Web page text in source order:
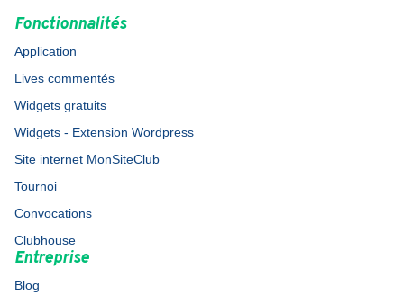
Fonctionnalités
Application
Lives commentés
Widgets gratuits
Widgets - Extension Wordpress
Site internet MonSiteClub
Tournoi
Convocations
Clubhouse
Entreprise
Blog